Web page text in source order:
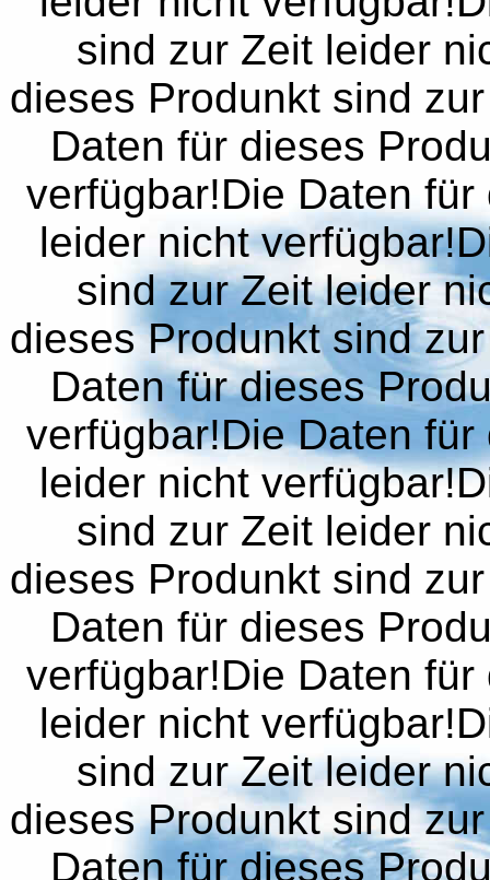
sind zur Zeit leider
dieses Produnkt sind
Daten für dieses
verfügbar!Die Daten
leider nicht
sind zur Zeit leider
dieses Produnkt sind
Daten für dieses
verfügbar!Die Daten
leider nicht
sind zur Zeit leider
dieses Produnkt sind
Daten für dieses
verfügbar!Die Daten
leider nicht
sind zur Zeit leider
dieses Produnkt sind
Daten für dieses